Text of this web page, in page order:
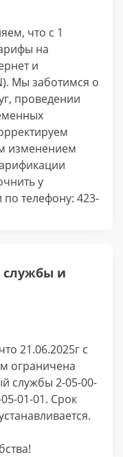
что с 1
на
и
Мы заботимся о
проведении
изменением
у
телефону: 423-
службы и
21.06.2025г с
ограничена
службы 2-05-00-
01-01. Срок